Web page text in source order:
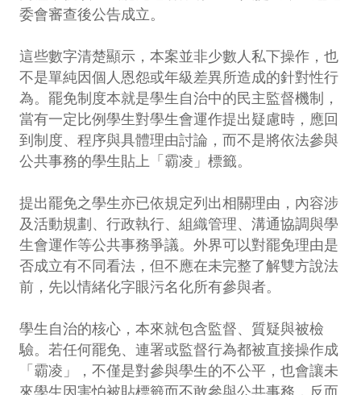
委會審查後公告成立。
這些數字清楚顯示，本案並非少數人私下操作，也
不是單純因個人恩怨或年級差異所造成的針對性行
為。罷免制度本就是學生自治中的民主監督機制，
當有一定比例學生對學生會運作提出疑慮時，應回
到制度、程序與具體理由討論，而不是將依法參與
公共事務的學生貼上「霸凌」標籤。
提出罷免之學生亦已依規定列出相關理由，內容涉
及活動規劃、行政執行、組織管理、溝通協調與學
生會運作等公共事務爭議。外界可以對罷免理由是
否成立有不同看法，但不應在未完整了解雙方說法
前，先以情緒化字眼污名化所有參與者。
學生自治的核心，本來就包含監督、質疑與被檢
驗。若任何罷免、連署或監督行為都被直接操作成
「霸凌」，不僅是對參與學生的不公平，也會讓未
來學生因害怕被貼標籤而不敢參與公共事務，反而